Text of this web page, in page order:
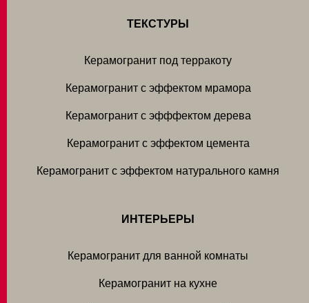
ТЕКСТУРЫ
Керамогранит под терракоту
Керамогранит с эффектом мрамора
Керамогранит с эфффектом дерева
Керамогранит с эффектом цемента
Керамогранит с эффектом натурального камня
ИНТЕРЬЕРЫ
Керамогранит для ванной комнаты
Керамогранит на кухне